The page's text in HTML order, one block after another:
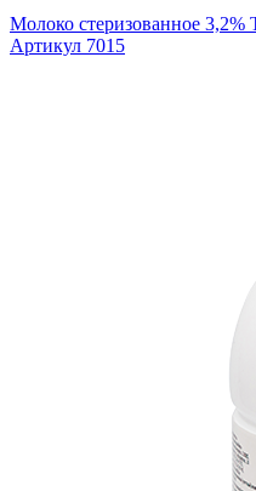
Молоко стеризованное
Артикул 7015